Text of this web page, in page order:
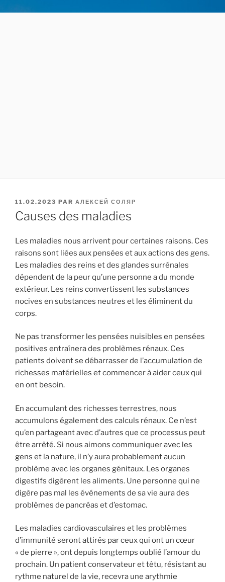
PUBLIÉ
LE
11.02.2023 PAR АЛЕКСЕЙ СОЛЯР
Causes des maladies
Les maladies nous arrivent pour certaines raisons. Ces
raisons sont liées aux pensées et aux actions des gens.
Les maladies des reins et des glandes surrénales
dépendent de la peur qu’une personne a du monde
extérieur. Les reins convertissent les substances
nocives en substances neutres et les éliminent du
corps.
Ne pas transformer les pensées nuisibles en pensées
positives entraînera des problèmes rénaux. Ces
patients doivent se débarrasser de l’accumulation de
richesses matérielles et commencer à aider ceux qui
en ont besoin.
En accumulant des richesses terrestres, nous
accumulons également des calculs rénaux. Ce n’est
qu’en partageant avec d’autres que ce processus peut
être arrêté. Si nous aimons communiquer avec les
gens et la nature, il n’y aura probablement aucun
problème avec les organes génitaux. Les organes
digestifs digèrent les aliments. Une personne qui ne
digère pas mal les événements de sa vie aura des
problèmes de pancréas et d’estomac.
Les maladies cardiovasculaires et les problèmes
d’immunité seront attirés par ceux qui ont un cœur
« de pierre », ont depuis longtemps oublié l’amour du
prochain. Un patient conservateur et têtu, résistant au
rythme naturel de la vie, recevra une arythmie